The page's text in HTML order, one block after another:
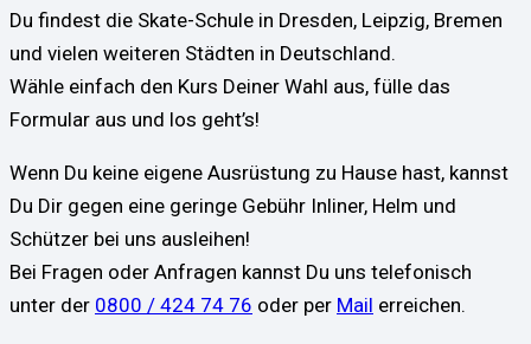
Du findest die Skate-Schule in Dresden, Leipzig, Bremen
und vielen weiteren Städten in Deutschland.
Wähle einfach den Kurs Deiner Wahl aus, fülle das
Formular aus und los geht’s!
Wenn Du keine eigene Ausrüstung zu Hause hast, kannst
Du Dir gegen eine geringe Gebühr Inliner, Helm und
Schützer bei uns ausleihen!
Bei Fragen oder Anfragen kannst Du uns telefonisch
unter der 0800 / 424 74 76 oder per Mail erreichen.